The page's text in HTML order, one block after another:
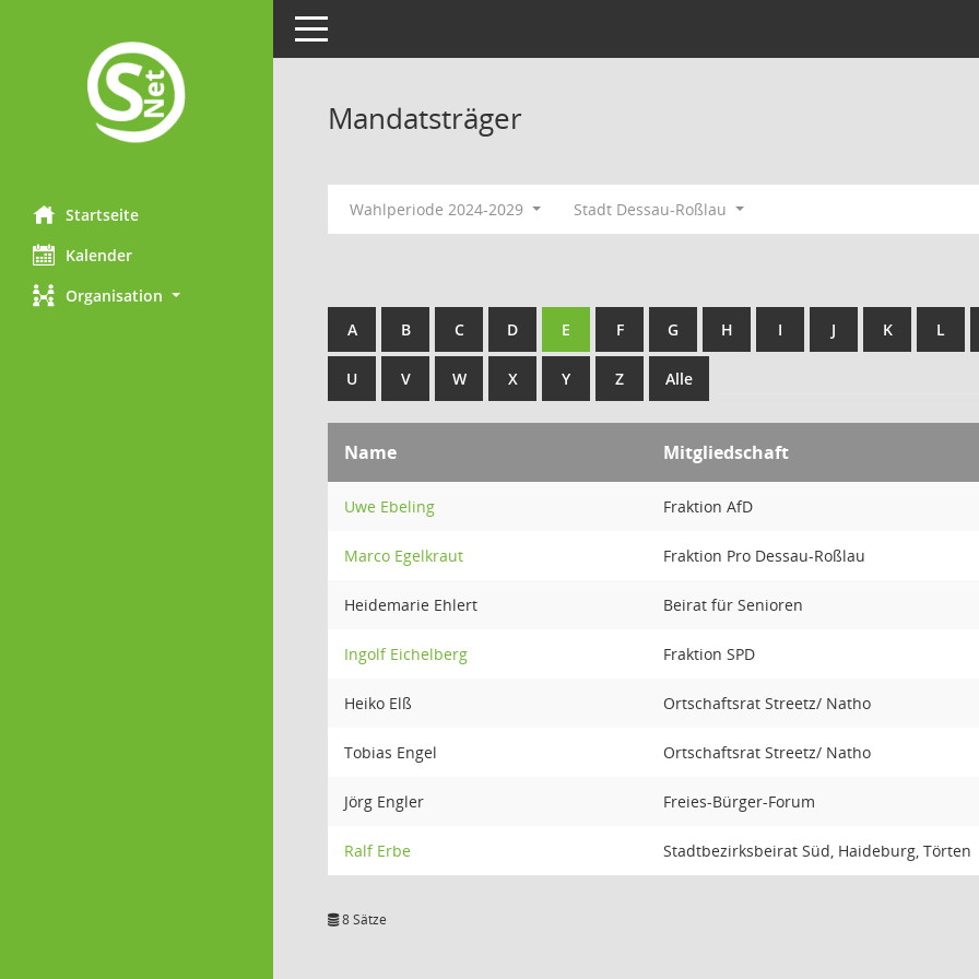
Startseite
Kalender
Organisation
Toggle navigation
Mandatsträger
Wahlperiode 2024-2029 Stadt Dessau-Roßlau
A B C D E F G H I J K L
U V W X Y Z Alle
Name Mitgliedschaft
Uwe Ebeling Fraktion AfD
Marco Egelkraut Fraktion Pro Dessau-Roßlau
Heidemarie Ehlert Beirat für Senioren
Ingolf Eichelberg Fraktion SPD
Heiko Elß Ortschaftsrat Streetz/ Natho
Tobias Engel Ortschaftsrat Streetz/ Natho
Jörg Engler Freies-Bürger-Forum
Ralf Erbe Stadtbezirksbeirat Süd, Haideburg, Törten
8 Sätze